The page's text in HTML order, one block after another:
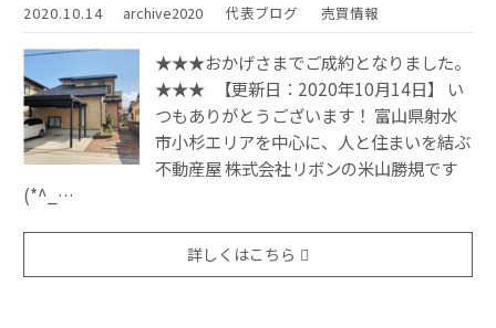
2020.10.14 archive2020 代表ブログ 売買情報
★★★おかげさまでご成約となりました。
★★★ 【更新日：2020年10月14日】 い
つもありがとうございます！ 富山県射水
市小杉エリアを中心に、人と住まいを結ぶ
不動産屋 株式会社リボンの米山勝規です
(*^_…
詳しくはこちら